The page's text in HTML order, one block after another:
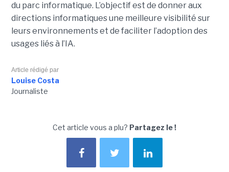
du parc informatique. L’objectif est de donner aux
directions informatiques une meilleure visibilité sur
leurs environnements et de faciliter l’adoption des
usages liés à l’IA.
Article rédigé par
Louise Costa
Journaliste
Cet article vous a plu? Partagez le !